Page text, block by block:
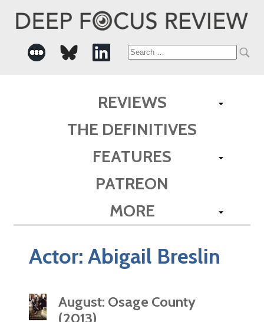
Search
REVIEWS
THE DEFINITIVES
FEATURES
PATREON
MORE
Actor:Abigail Breslin
August: Osage County
(2013)